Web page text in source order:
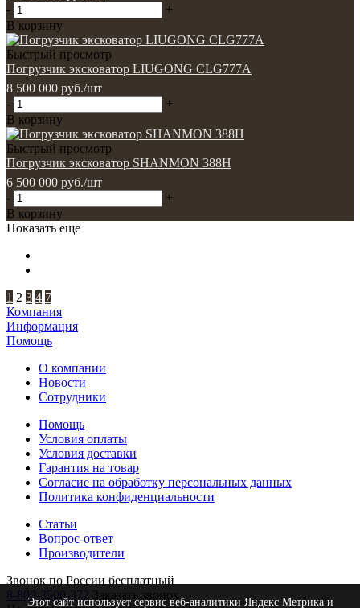
-
+
В корзину
Быстрый просмотр
Погрузчик эксковатор LIUGONG CLG777A
8 500 000 руб./шт
-
+
В корзину
Быстрый просмотр
Погрузчик эксковатор SHANMON 388H
6 500 000 руб./шт
-
+
В корзину
Показать еще
1 2 3 4 7
Компания
Информация
Помощь
О компании
Новости
Сотрудники
Помощь
Условия оплаты
Условия доставки
Гарантия на товар
Согласие на обработку персональных данных
Политика конфиденциальности
Статьи
Вопрос-ответ
Производители
Звонок по России бесплатный
8-800-2500-372
Заказать звонок
Этот сайт использует сервис веб-аналитики Яндекс Метрика и